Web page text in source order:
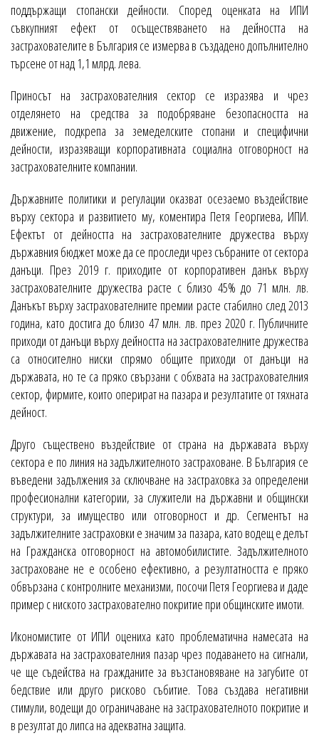
поддържащи стопански дейности. Според оценката на ИПИ
съвкупният ефект от осъществяването на дейността на
застрахователите в България се измерва в създадено допълнително
търсене от над 1,1 млрд. лева.
Приносът на застрахователния сектор се изразява и чрез
отделянето на средства за подобряване безопасността на
движение, подкрепа за земеделските стопани и специфични
дейности, изразяващи корпоративната социална отговорност на
застрахователните компании.
Държавните политики и регулации оказват осезаемо въздействие
върху сектора и развитието му, коментира Петя Георгиева, ИПИ.
Ефектът от дейността на застрахователните дружества върху
държавния бюджет може да се проследи чрез събраните от сектора
данъци. През 2019 г. приходите от корпоративен данък върху
застрахователните дружества расте с близо 45% до 71 млн. лв.
Данъкът върху застрахователните премии расте стабилно след 2013
година, като достига до близо 47 млн. лв. през 2020 г. Публичните
приходи от данъци върху дейността на застрахователните дружества
са относително ниски спрямо общите приходи от данъци на
държавата, но те са пряко свързани с обхвата на застрахователния
сектор, фирмите, които оперират на пазара и резултатите от тяхната
дейност.
Друго съществено въздействие от страна на държавата върху
сектора е по линия на задължителното застраховане. В България се
въведени задължения за сключване на застраховка за определени
професионални категории, за служители на държавни и общински
структури, за имущество или отговорност и др. Сегментът на
задължителните застраховки е значим за пазара, като водещ е делът
на Гражданска отговорност на автомобилистите. Задължителното
застраховане не е особено ефективно, а резултатността е пряко
обвързана с контролните механизми, посочи Петя Георгиева и даде
пример с ниското застрахователно покритие при общинските имоти.
Икономистите от ИПИ оцениха като проблематична намесата на
държавата на застрахователния пазар чрез подаването на сигнали,
че ще съдейства на гражданите за възстановяване на загубите от
бедствие или друго рисково събитие. Това създава негативни
стимули, водещи до ограничаване на застрахователното покритие и
в резултат до липса на адекватна защита.